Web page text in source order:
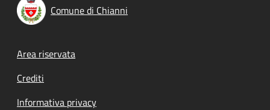
Comune di Chianni
Footer menu
Area riservata
Crediti
Informativa privacy